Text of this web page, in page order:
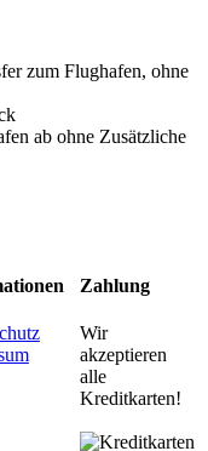
zum Flughafen, ohne
ab ohne Zusätzliche
Zahlung
Wir
akzeptieren
alle
Kreditkarten!